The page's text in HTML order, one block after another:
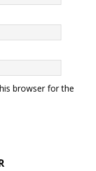
browser for the